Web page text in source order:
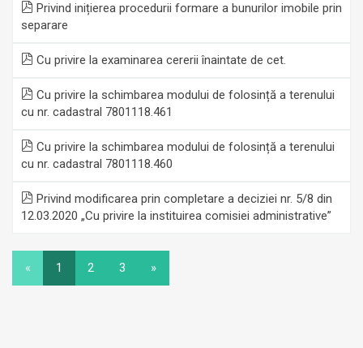
Privind inițierea procedurii formare a bunurilor imobile prin
separare
Cu privire la examinarea cererii înaintate de cet.
Cu privire la schimbarea modului de folosință a terenului
cu nr. cadastral 7801118.461
Cu privire la schimbarea modului de folosință a terenului
cu nr. cadastral 7801118.460
Privind modificarea prin completare a deciziei nr. 5/8 din
12.03.2020 „Cu privire la instituirea comisiei administrative”
« 1 2 3 »